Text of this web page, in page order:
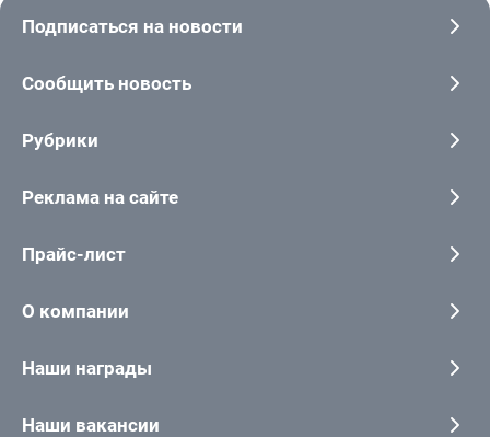
Подписаться на новости
Сообщить новость
Рубрики
Реклама на сайте
Прайс-лист
О компании
Наши награды
Наши вакансии